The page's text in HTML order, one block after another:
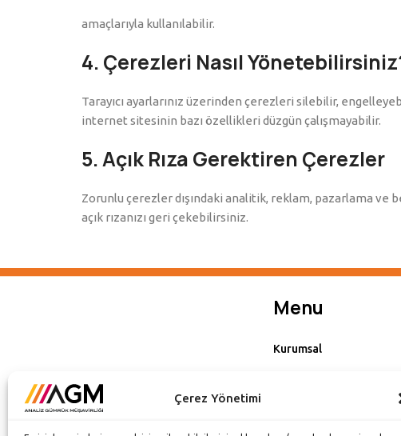
Çerez Yönetimi
amaçlarıyla kullanılabilir.
4. Çerezleri Nasıl
Tarayıcı ayarlarınız üzerinden çerezleri silebilir,
internet sitesinin bazı özellikleri düzgün çalışmayabilir.
5. Açık Rıza Gerektiren Çerezler
Zorunlu çerezler dışındaki analitik, reklam, pazarlama ve
açık rızanızı geri çekebilirsiniz.
Menu
Kurumsal